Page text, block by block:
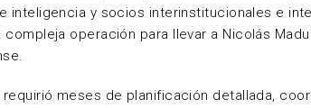
inteligencia y socios interinstitucionales e
compleja operación para llevar a Nicolás
requirió meses de planificación detallada,